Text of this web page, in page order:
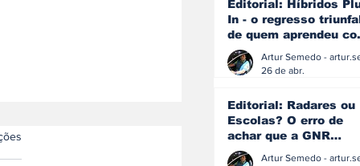
Editorial: Híbridos
In - o regresso
de quem aprendeu
os erros do passado
26 de abr.
Editorial: Radares ou
Escolas? O erro de
achar que a GNR
resolve o que a